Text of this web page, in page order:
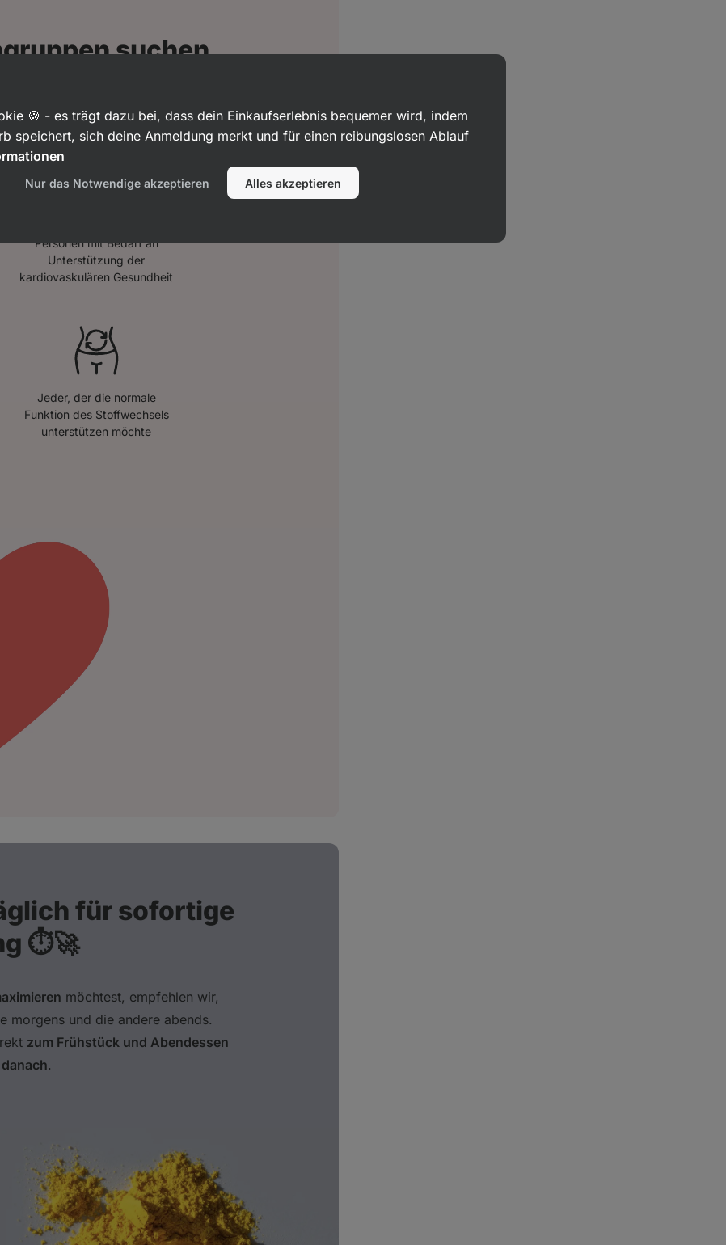
suchen
Berberin?
Personen mit Bedarf an
Unterstützung der
kardiovaskulären Gesundheit
Jeder, der die normale
Funktion des Stoffwechsels
unterstützen möchte
für sofortige
⏱️🚀
möchtest, empfehlen wir,
morgens und die andere abends.
zum Frühstück und Abendessen
.
🍪 - es trägt dazu bei, dass dein Einkaufserlebnis bequemer wird, indem
speichert, sich deine Anmeldung merkt und für einen reibungslosen Ablauf
Nur das Notwendige akzeptieren Alles akzeptieren